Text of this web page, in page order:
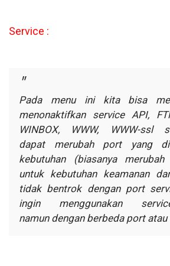
Service :
Pada menu ini kita bisa
menonaktifkan service API,
WINBOX, WWW, WWW-
dapat merubah port yang
kebutuhan (biasanya
untuk kebutuhan keamanan
tidak bentrok dengan port
ingin menggunakan
namun dengan berbeda port atau